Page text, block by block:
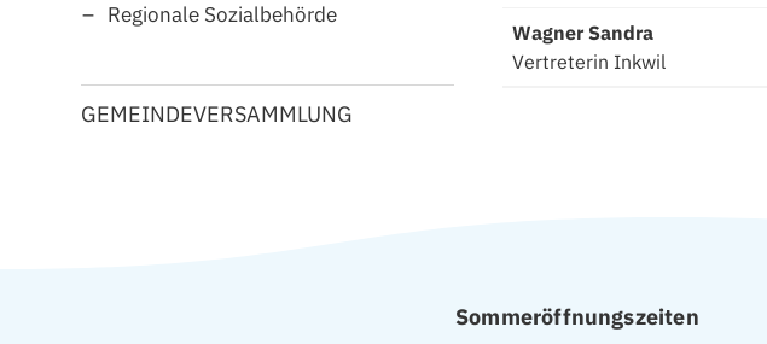
Wagner SandraFunktion
Vertreterin Inkwil
Regionale Sozialbehörde
GEMEINDEVERSAMMLUNG
Sommeröffnungszeiten